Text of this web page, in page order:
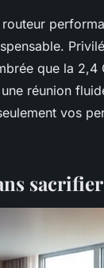
que la 2,4
réunion
vos